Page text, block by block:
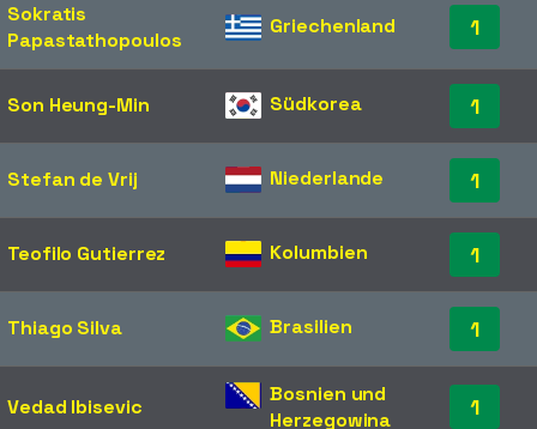
Sokratis
Papastathopoulos
Griechenland 1
Son Heung-Min Südkorea 1
Stefan de Vrij Niederlande 1
Teofilo Gutierrez Kolumbien 1
Thiago Silva Brasilien 1
Vedad Ibisevic
Bosnien und
Herzegowina
1